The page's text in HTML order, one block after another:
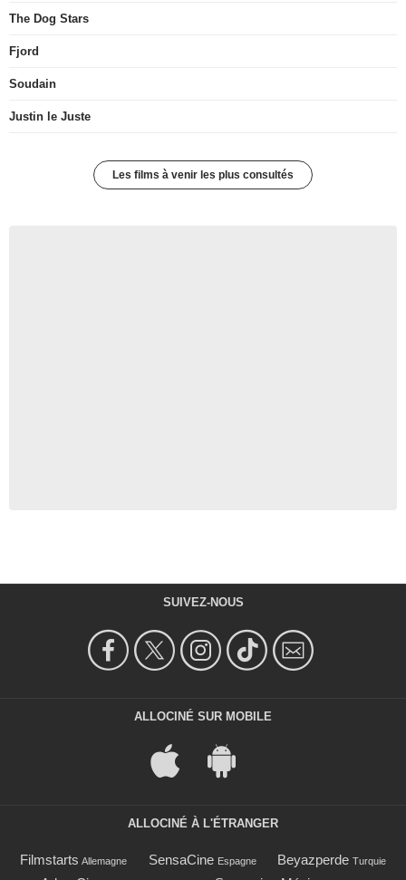
The Dog Stars
Fjord
Soudain
Justin le Juste
Les films à venir les plus consultés
SUIVEZ-NOUS
ALLOCINÉ SUR MOBILE
ALLOCINÉ À L'ÉTRANGER
Filmstarts Allemagne SensaCine Espagne Beyazperde Turquie